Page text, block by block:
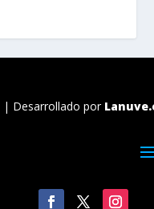
| Desarrollado por